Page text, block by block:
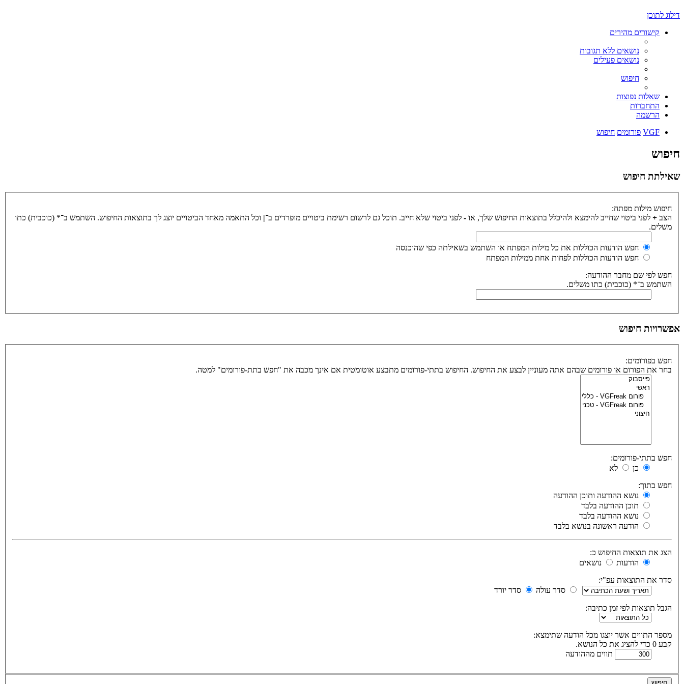
דילוג לתוכן
קישורים מהירים
נושאים ללא תגובות
נושאים פעילים
חיפוש
שאלות נפוצות
התחברות
הרשמה
VGF פורומים חיפוש
חיפוש
שאילתת חיפוש
חיפוש מילות מפתח:
הצב + לפני ביטוי שחייב להימצא ולהיכלל בתוצאות החיפוש שלך, או - לפני ביטוי שלא חייב. תוכל גם לרשום רשימת ביטויים מופרדים ב־| וכל התאמה מאחד הביטויים יוצג לך בתוצאות החיפוש. השתמש ב־* (כוכבית) כתו
משלים.
חפש הודעות הכוללות את כל מילות המפתח או השתמש בשאילתה כפי שהוכנסה
חפש הודעות הכוללות לפחות אחת ממילות המפתח
חפש לפי שם מחבר ההודעה:
השתמש ב־* (כוכבית) כתו משלים.
אפשרויות חיפוש
חפש בפורומים:
בחר את הפורום או פורומים שבהם אתה מעוניין לבצע את החיפוש. החיפוש בתתי-פורומים מתבצע אוטומטית אם אינך מכבה את "חפש בתת-פורומים" למטה.
חפש בתתי-פורומים:
כן
לא
חפש בתוך:
נושא ההודעה ותוכן ההודעה
תוכן ההודעה בלבד
נושא ההודעה בלבד
הודעה ראשונה בנושא בלבד
הצג את תוצאות החיפוש כ:
הודעות
נושאים
סדר את התוצאות עפ"י:
סדר עולה
סדר יורד
הגבל תוצאות לפי זמן כתיבה:
מספר התווים אשר יוצגו מכל הודעה שתימצא:
קבע 0 כדי להציג את כל הנושא.
תווים מההודעה